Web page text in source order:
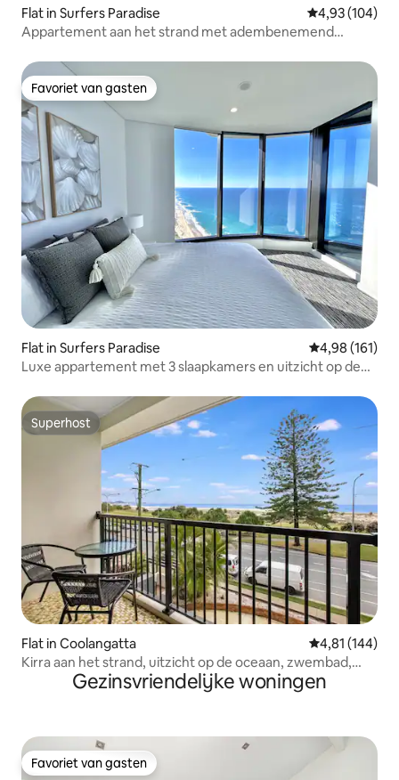
Flat in Surfers Paradise Gemiddelde
4,93 (104)
Appartement aan het strand met adembenemend
Favoriet van gasten
Favoriet van gasten
Flat in Surfers Paradise Gemiddelde
4,98 (161)
Luxe appartement met 3 slaapkamers en uitzicht op de
Superhost
Superhost
Flat in Coolangatta Gemiddelde
4,81 (144)
Kirra aan het strand, uitzicht op de oceaan, zwembad,
geschikt voor maximaal 5 personen
Gezinsvriendelijke woningen
Favoriet van gasten
Favoriet van gasten